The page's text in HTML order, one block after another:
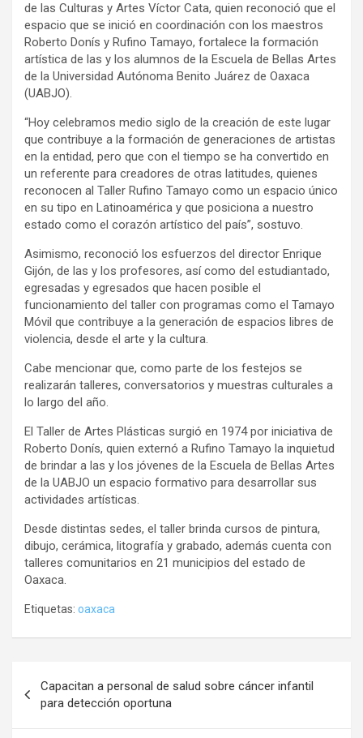
de las Culturas y Artes Víctor Cata, quien reconoció que el
espacio que se inició en coordinación con los maestros
Roberto Donís y Rufino Tamayo, fortalece la formación
artística de las y los alumnos de la Escuela de Bellas Artes
de la Universidad Autónoma Benito Juárez de Oaxaca
(UABJO).
“Hoy celebramos medio siglo de la creación de este lugar
que contribuye a la formación de generaciones de artistas
en la entidad, pero que con el tiempo se ha convertido en
un referente para creadores de otras latitudes, quienes
reconocen al Taller Rufino Tamayo como un espacio único
en su tipo en Latinoamérica y que posiciona a nuestro
estado como el corazón artístico del país”, sostuvo.
Asimismo, reconoció los esfuerzos del director Enrique
Gijón, de las y los profesores, así como del estudiantado,
egresadas y egresados que hacen posible el
funcionamiento del taller con programas como el Tamayo
Móvil que contribuye a la generación de espacios libres de
violencia, desde el arte y la cultura.
Cabe mencionar que, como parte de los festejos se
realizarán talleres, conversatorios y muestras culturales a
lo largo del año.
El Taller de Artes Plásticas surgió en 1974 por iniciativa de
Roberto Donís, quien externó a Rufino Tamayo la inquietud
de brindar a las y los jóvenes de la Escuela de Bellas Artes
de la UABJO un espacio formativo para desarrollar sus
actividades artísticas.
Desde distintas sedes, el taller brinda cursos de pintura,
dibujo, cerámica, litografía y grabado, además cuenta con
talleres comunitarios en 21 municipios del estado de
Oaxaca.
Etiquetas: oaxaca
de
entradas
Capacitan a personal de salud sobre cáncer infantil
para detección oportuna